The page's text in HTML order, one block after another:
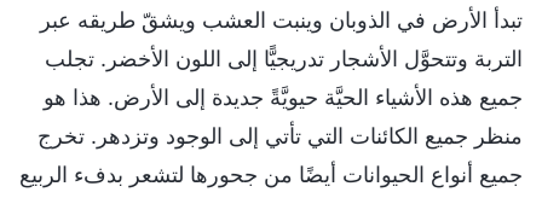
تبدأ الأرض في الذوبان وينبت العشب ويشقّ طريقه عبر
التربة وتتحوَّل الأشجار تدريجيًّا إلى اللون الأخضر. تجلب
جميع هذه الأشياء الحيَّة حيويَّةً جديدة إلى الأرض. هذا هو
منظر جميع الكائنات التي تأتي إلى الوجود وتزدهر. تخرج
جميع أنواع الحيوانات أيضًا من جحورها لتشعر بدفء الربيع